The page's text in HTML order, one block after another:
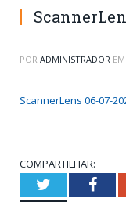
POR ADMINISTRADOR EM
ScannerLens 06-07-
COMPARTILHAR:
Twitter